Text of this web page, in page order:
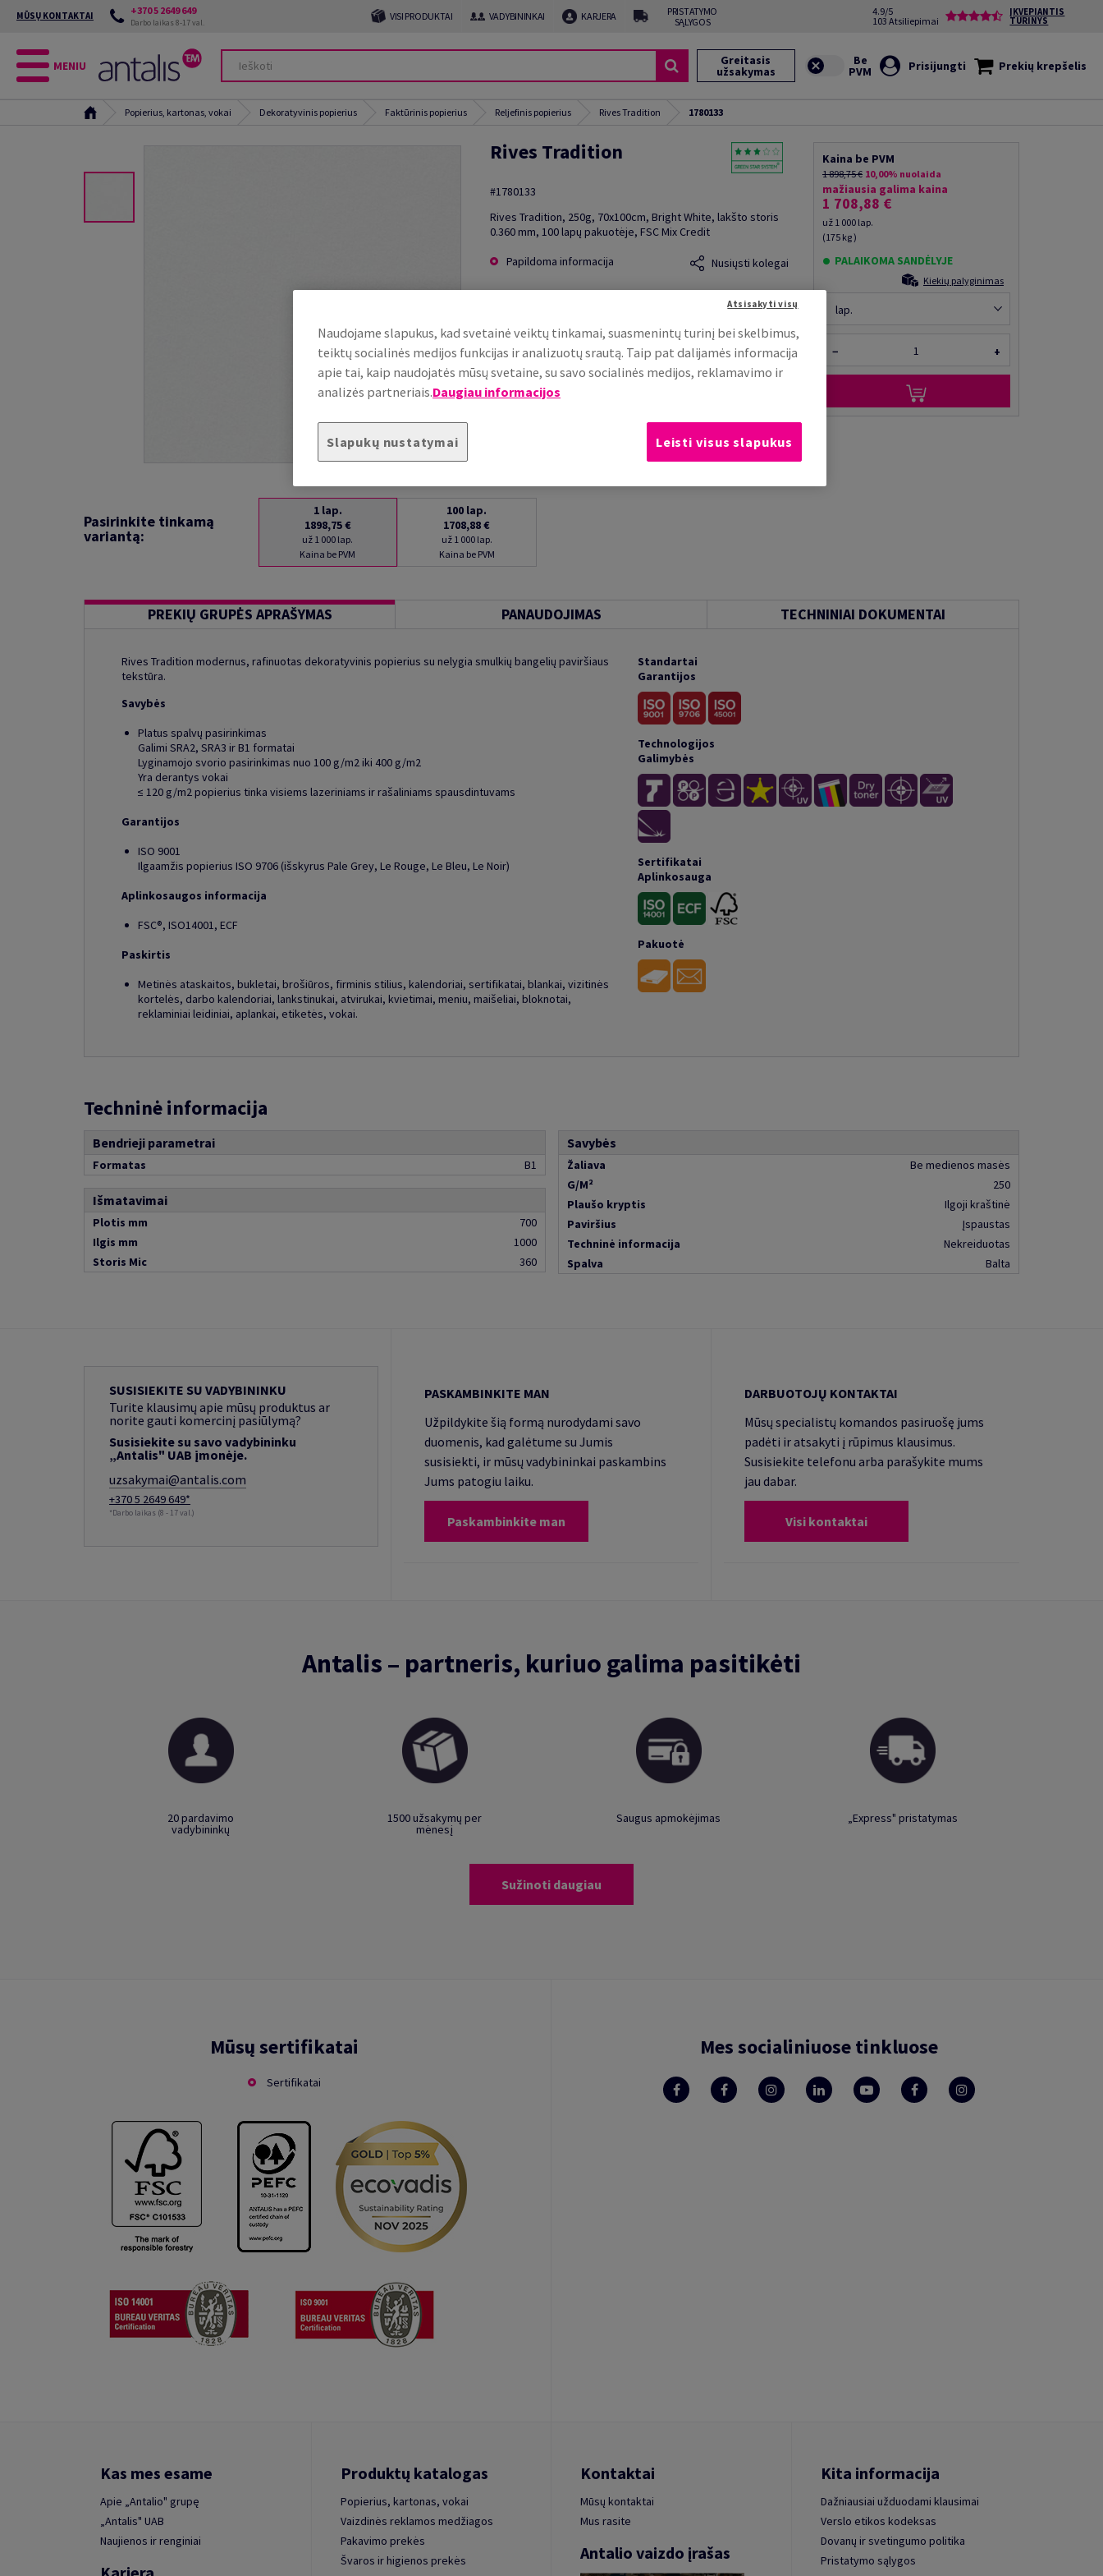
MŪSŲ KONTAKTAI +370 5 2649 649
Darbo laikas 8-17 val. VISI PRODUKTAI VADYBININKAI KARJERA
PRISTATYMO
SĄLYGOS
4.9/5
103 Atsiliepimai
ĮKVEPIANTIS
TURINYS
MENIU Greitasis
užsakymas Prisijungti Prekių krepšelis
Popierius, kartonas, vokai Dekoratyvinis popierius Faktūrinis popierius Reljefinis popierius Rives Tradition 1780133
Rives Tradition
#1780133
Rives Tradition, 250g, 70x100cm, Bright White, lakšto storis
0.360 mm, 100 lapų pakuotėje, FSC Mix Credit
Papildoma informacija
Nusiųsti kolegai
Kaina be PVM
1 898,75 € 10,00% nuolaida
mažiausia galima kaina
1 708,88 €
už 1 000 lap.
(175 kg )
PALAIKOMA SANDĖLYJE
Kiekių palyginimas
lap.
− +
Pasirinkite tinkamą
variantą:
1 lap.
1898,75 €
už 1 000 lap.
Kaina be PVM
100 lap.
1708,88 €
už 1 000 lap.
Kaina be PVM
PREKIŲ GRUPĖS APRAŠYMAS PANAUDOJIMAS TECHNINIAI DOKUMENTAI
Rives Tradition modernus, rafinuotas dekoratyvinis popierius su nelygia smulkių bangelių paviršiaus
tekstūra.
Savybės
Platus spalvų pasirinkimas
Galimi SRA2, SRA3 ir B1 formatai
Lyginamojo svorio pasirinkimas nuo 100 g/m2 iki 400 g/m2
Yra derantys vokai
≤ 120 g/m2 popierius tinka visiems lazeriniams ir rašaliniams spausdintuvams
Garantijos
ISO 9001
Ilgaamžis popierius ISO 9706 (išskyrus Pale Grey, Le Rouge, Le Bleu, Le Noir)
Aplinkosaugos informacija
FSC®, ISO14001, ECF
Paskirtis
Metinės ataskaitos, bukletai, brošiūros, firminis stilius, kalendoriai, sertifikatai, blankai, vizitinės
kortelės, darbo kalendoriai, lankstinukai, atvirukai, kvietimai, meniu, maišeliai, bloknotai,
reklaminiai leidiniai, aplankai, etiketės, vokai.
Standartai
Garantijos
Technologijos
Galimybės
Sertifikatai
Aplinkosauga
Pakuotė
Techninė informacija
Bendrieji parametrai
Formatas B1
Išmatavimai
Plotis mm
700
Ilgis mm
1000
Storis Mic
360
Savybės
Žaliava
Be medienos masės
G/M²
250
Plaušo kryptis
Ilgoji kraštinė
Paviršius
Įspaustas
Techninė informacija
Nekreiduotas
Spalva
Balta
SUSISIEKITE SU VADYBININKU
Turite klausimų apie mūsų produktus ar
norite gauti komercinį pasiūlymą?
Susisiekite su savo vadybininku
„Antalis" UAB įmonėje.
uzsakymai@antalis.com
+370 5 2649 649*
*Darbo laikas (8 - 17 val.)
PASKAMBINKITE MAN
Užpildykite šią formą nurodydami savo
duomenis, kad galėtume su Jumis
susisiekti, ir mūsų vadybininkai paskambins
Jums patogiu laiku.
Paskambinkite man
DARBUOTOJŲ KONTAKTAI
Mūsų specialistų komandos pasiruošę jums
padėti ir atsakyti į rūpimus klausimus.
Susisiekite telefonu arba parašykite mums
jau dabar.
Visi kontaktai
Antalis – partneris, kuriuo galima pasitikėti
20 pardavimo
vadybininkų
1500 užsakymų per
mėnesį
Saugus apmokėjimas „Express" pristatymas
Sužinoti daugiau
Mūsų sertifikatai
Sertifikatai
Mes socialiniuose tinkluose
Kas mes esame
Apie „Antalio" grupę
„Antalis" UAB
Naujienos ir renginiai
Produktų katalogas
Popierius, kartonas, vokai
Vaizdinės reklamos medžiagos
Pakavimo prekės
Švaros ir higienos prekės
Kontaktai
Mūsų kontaktai
Mus rasite
Antalio vaizdo įrašas
Kita informacija
Dažniausiai užduodami klausimai
Verslo etikos kodeksas
Dovanų ir svetingumo politika
Pristatymo sąlygos
Naudojame slapukus, kad svetainė veiktų tinkamai, suasmenintų turinį bei skelbimus,
teiktų socialinės medijos funkcijas ir analizuotų srautą. Taip pat dalijamės informacija
apie tai, kaip naudojatės mūsų svetaine, su savo socialinės medijos, reklamavimo ir
analizės partneriais.Daugiau informacijos
Slapukų nustatymai
Atsisakyti visų
Leisti visus slapukus